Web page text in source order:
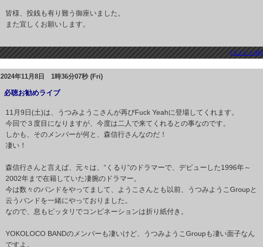
皆様、投銭も有り難う御座いました。
また宜しくお願いします。
[コメント(0)]
2024年11月8日 1時36分07秒 (Fri)
必聴お勧めライブ
11月9日(土)は、うつみようこさんが再びFuck Yeahに登場してくれます。
今回で３度目になりますが、今度は二人で来てくれるとの事なのです。
しかも、そのメンバーが何と、森信行さんなのだ！
凄い！
森信行さんと言えば、元々は、“くるり”のドラマーで、デビューした1996年～
2002年まで在籍していた凄腕のドラマー。
今は数々のバンドをやってまして、ようこさんとも以前、うつみようこGroupと
云うバンドを一緒にやっておりました。
なので、息もピッタリでコンビネーションは折り紙付き。
YOKOLOCO BANDのメンバーも凄いけど、うつみようこGroupも凄い面子なん
ですよ。